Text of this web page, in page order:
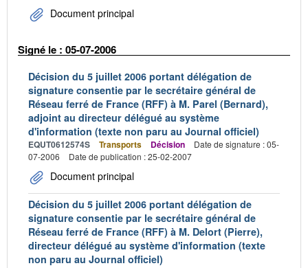
Document principal
Signé le : 05-07-2006
Décision du 5 juillet 2006 portant délégation de
signature consentie par le secrétaire général de
Réseau ferré de France (RFF) à M. Parel (Bernard),
adjoint au directeur délégué au système
d'information (texte non paru au Journal officiel)
EQUT0612574S Transports Décision
Date de signature : 05-
07-2006
Date de publication : 25-02-2007
Document principal
Décision du 5 juillet 2006 portant délégation de
signature consentie par le secrétaire général de
Réseau ferré de France (RFF) à M. Delort (Pierre),
directeur délégué au système d'information (texte
non paru au Journal officiel)